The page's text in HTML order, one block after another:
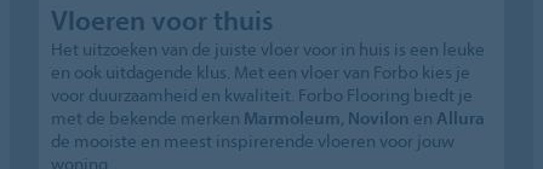
Vloeren voor thuis
Het uitzoeken van de juiste vloer voor in huis is een leuke
en ook uitdagende klus. Met een vloer van Forbo kies je
voor duurzaamheid en kwaliteit. Forbo Flooring biedt je
met de bekende merken Marmoleum, Novilon en Allura
de mooiste en meest inspirerende vloeren voor jouw
woning.